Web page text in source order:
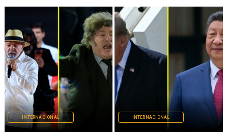
INTERNACIONAL INTERNACIONAL